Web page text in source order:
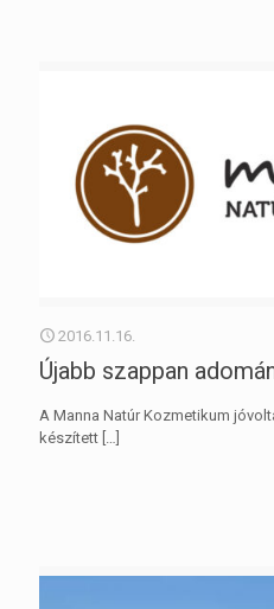
2016.11.16.
Újabb szappan
A Manna Natúr Kozmetikum
készített […]